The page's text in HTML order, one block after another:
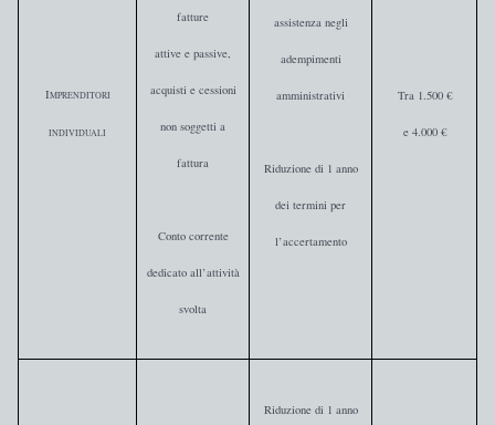
IMPRENDITORI
INDIVIDUALI
fatture
attive e passive,
acquisti e cessioni
non soggetti a
fattura
Conto corrente
dedicato all’attività
svolta
assistenza negli
adempimenti
amministrativi
Riduzione di 1 anno
dei termini per
l’accertamento
Tra 1.500 €
e 4.000 €
Riduzione di 1 anno